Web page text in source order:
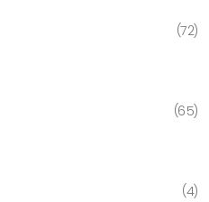
72
65
4